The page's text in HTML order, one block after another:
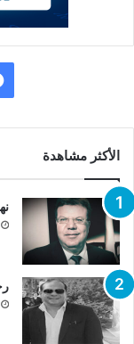
الأكثر مشاهدة